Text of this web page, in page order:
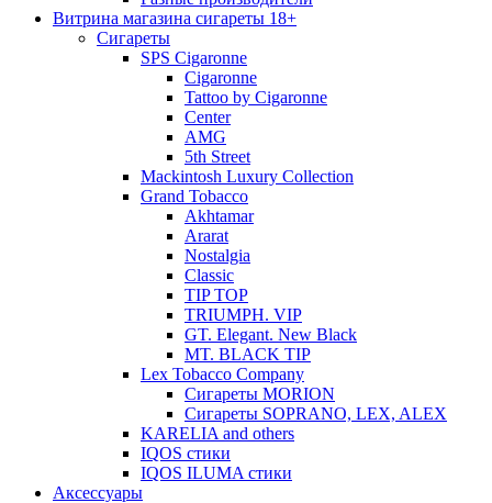
Витрина магазина сигареты 18+
Cигареты
SPS Cigaronne
Сigaronne
Tattoo by Cigaronne
Center
AMG
5th Street
Mackintosh Luxury Collection
Grand Tobacco
Akhtamar
Ararat
Nostalgia
Classic
TIP TOP
TRIUMPH. VIP
GT. Elegant. New Black
MT. BLACK TIP
Lex Tobacco Company
Сигареты MORION
Сигареты SOPRANO, LEX, ALEX
KARELIA and others
IQOS стики
IQOS ILUMA стики
Аксессуары